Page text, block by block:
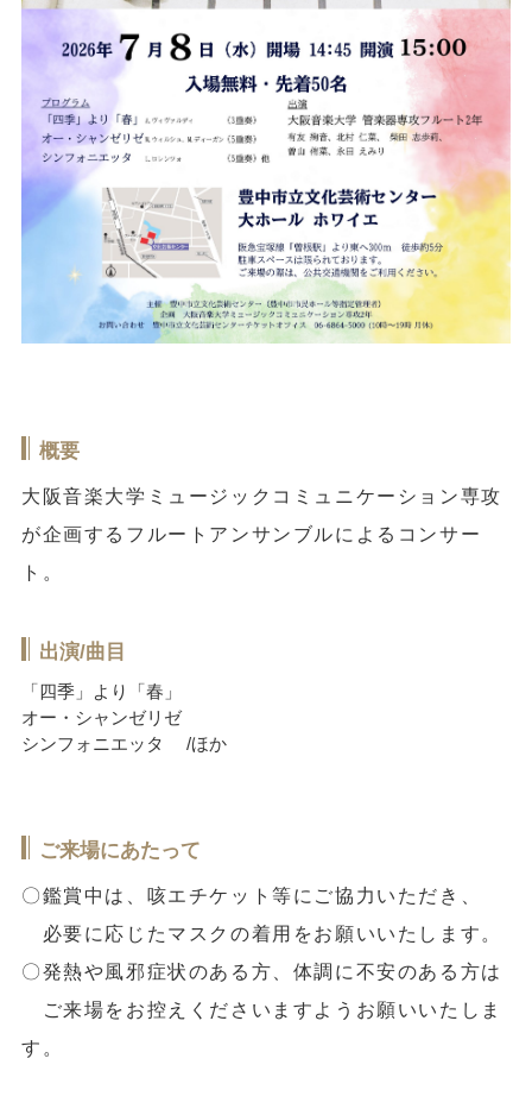
概要
大阪音楽大学ミュージックコミュニケーション専攻
が企画するフルートアンサンブルによるコンサー
ト。
出演/曲目
「四季」より「春」
オー・シャンゼリゼ
シンフォニエッタ /ほか
ご来場にあたって
〇鑑賞中は、咳エチケット等にご協力いただき、
必要に応じたマスクの着用をお願いいたします。
〇発熱や風邪症状のある方、体調に不安のある方は
ご来場をお控えくださいますようお願いいたしま
す。